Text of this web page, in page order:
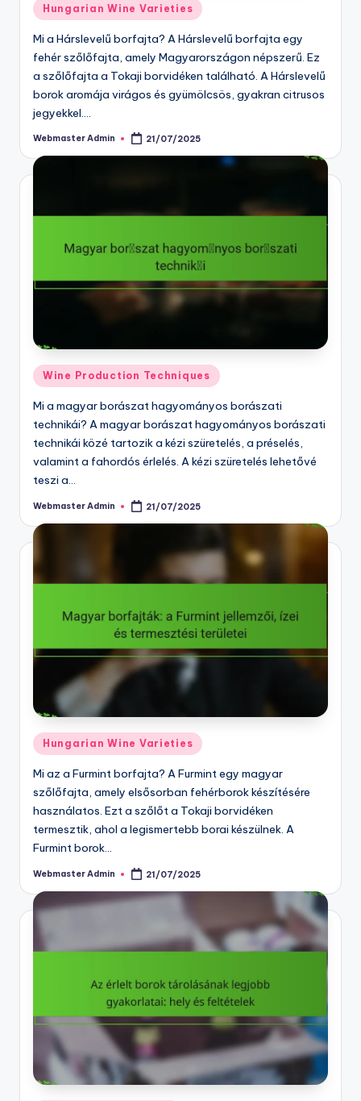
Posted
in
Hungarian Wine Varieties
Mi a Hárslevelű borfajta? A Hárslevelű borfajta egy
fehér szőlőfajta, amely Magyarországon népszerű. Ez
a szőlőfajta a Tokaji borvidéken található. A Hárslevelű
borok aromája virágos és gyümölcsös, gyakran citrusos
jegyekkel.…
Posted
Webmaster Admin 21/07/2025
Posted
Wine Production Techniques
Mi a magyar borászat hagyományos borászati
technikái? A magyar borászat hagyományos borászati
technikái közé tartozik a kézi szüretelés, a préselés,
valamint a fahordós érlelés. A kézi szüretelés lehetővé
teszi a…
Posted
Webmaster Admin 21/07/2025
Posted
in
Hungarian Wine Varieties
Mi az a Furmint borfajta? A Furmint egy magyar
szőlőfajta, amely elsősorban fehérborok készítésére
használatos. Ezt a szőlőt a Tokaji borvidéken
termesztik, ahol a legismertebb borai készülnek. A
Furmint borok…
Posted
Webmaster Admin 21/07/2025